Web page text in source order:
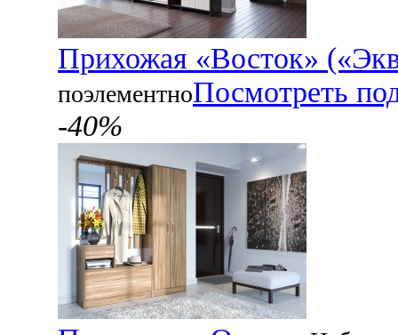
Прихожая «Восток»
поэлементноПосмотреть
-40%